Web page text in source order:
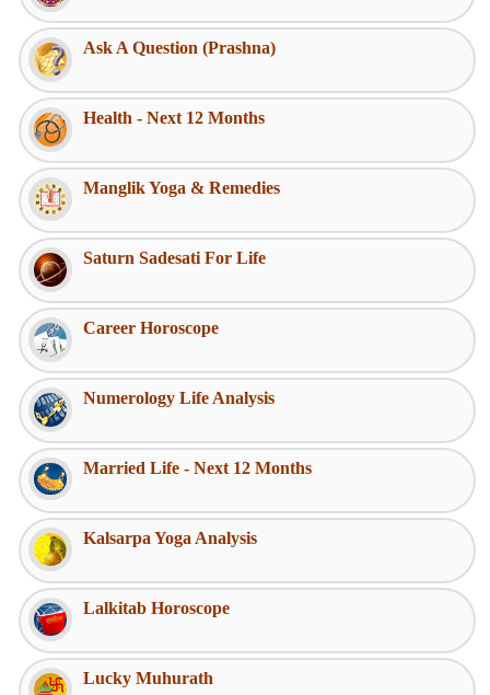
Ask A Question (Prashna)
Health - Next 12 Months
Manglik Yoga & Remedies
Saturn Sadesati For Life
Career Horoscope
Numerology Life Analysis
Married Life - Next 12 Months
Kalsarpa Yoga Analysis
Lalkitab Horoscope
Lucky Muhurath